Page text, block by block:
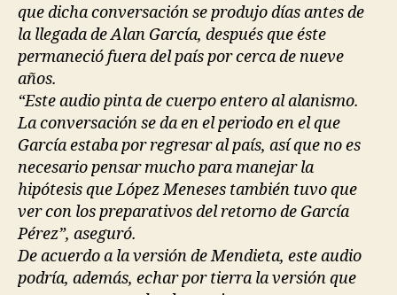
que dicha conversación se produjo días antes de
la llegada de Alan García, después que éste
permaneció fuera del país por cerca de nueve
años.
“Este audio pinta de cuerpo entero al alanismo.
La conversación se da en el periodo en el que
García estaba por regresar al país, así que no es
necesario pensar mucho para manejar la
hipótesis que López Meneses también tuvo que
ver con los preparativos del retorno de García
Pérez”, aseguró.
De acuerdo a la versión de Mendieta, este audio
podría, además, echar por tierra la versión que